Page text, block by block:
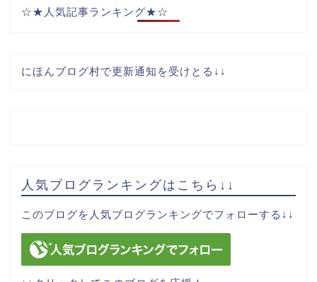
☆★人気記事ランキング★☆
にほんブログ村で更新通知を受けとる↓↓
人気ブログランキングはこちら↓↓
このブログを人気ブログランキングでフォローする↓↓
お問い合わせ